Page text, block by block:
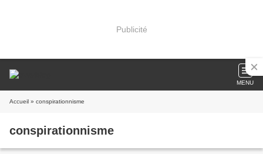
Publicité
MENU
Accueil » conspirationnisme
conspirationnisme